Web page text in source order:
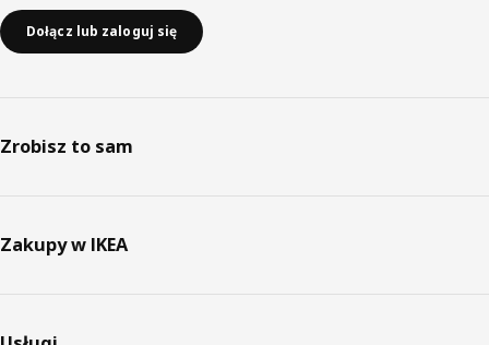
Dołącz lub zaloguj się
Zrobisz to sam
Zakupy w IKEA